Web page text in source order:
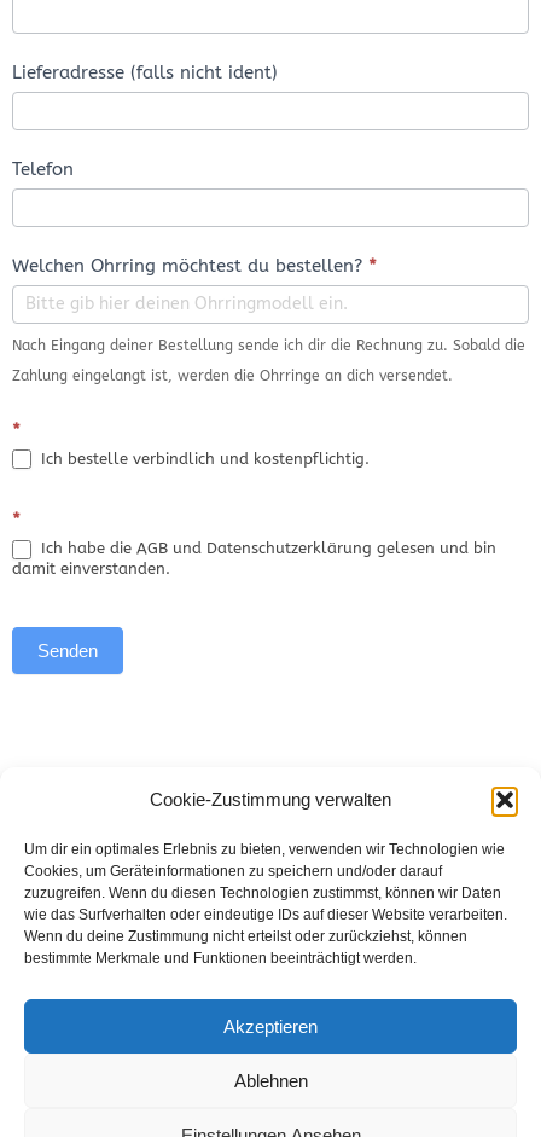
Cookie-Zustimmung verwalten
Um dir ein optimales Erlebnis zu bieten, verwenden wir Technologien wie
Cookies, um Geräteinformationen zu speichern und/oder darauf
zuzugreifen. Wenn du diesen Technologien zustimmst, können wir Daten
wie das Surfverhalten oder eindeutige IDs auf dieser Website verarbeiten.
Wenn du deine Zustimmung nicht erteilst oder zurückziehst, können
bestimmte Merkmale und Funktionen beeinträchtigt werden.
Akzeptieren
Ablehnen
Lieferadresse (falls nicht ident)
Telefon
Welchen Ohrring möchtest du bestellen? *
Nach Eingang deiner Bestellung sende ich dir die Rechnung zu. Sobald die
Zahlung eingelangt ist, werden die Ohrringe an dich versendet.
*
Ich bestelle verbindlich und kostenpflichtig.
*
Ich habe die AGB und Datenschutzerklärung gelesen und bin
damit einverstanden.
Senden
Hier findest du dieAGB und die Datenschutzerklärung
Datenschutz Impressum
Cookie-Richtlinie (EU)
AGB, Lieferbedingungen und Widerrufsbelehrung
Neve| Präsentiert von WordPress
Hier geht es zur Fädeltraum-Webseite: coaching-